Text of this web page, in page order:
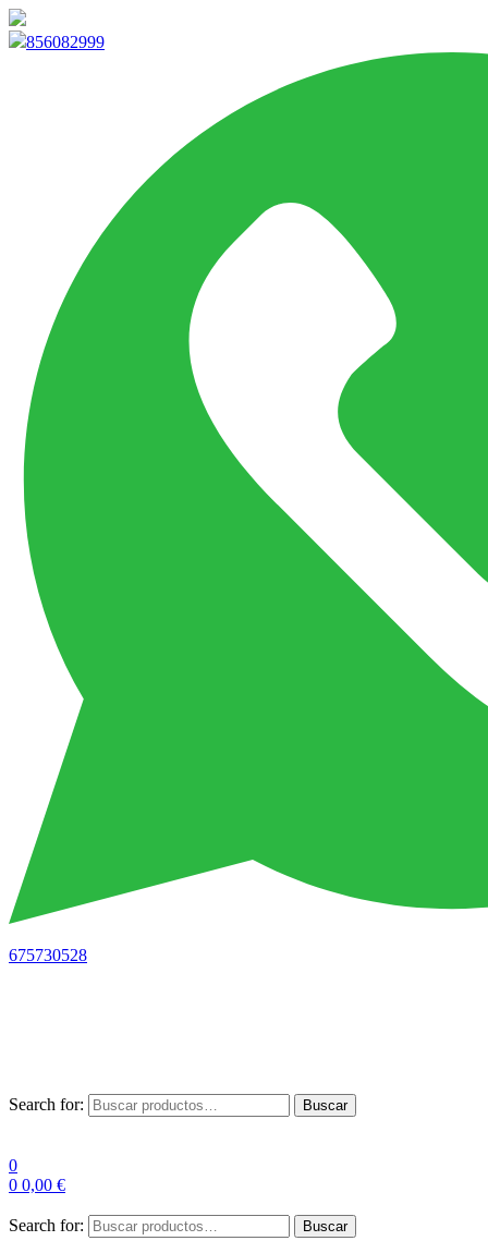
856082999
675730528
Search for: Buscar
0
0 0,00 €
Search for: Buscar